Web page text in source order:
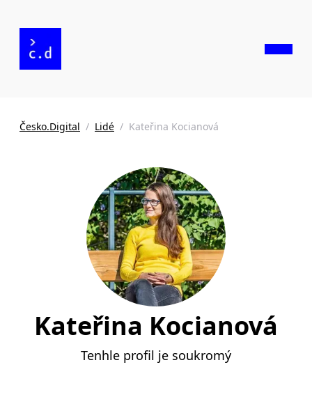
Česko.Digital / Lidé / Kateřina Kocianová
Kateřina Kocianová
Tenhle profil je soukromý